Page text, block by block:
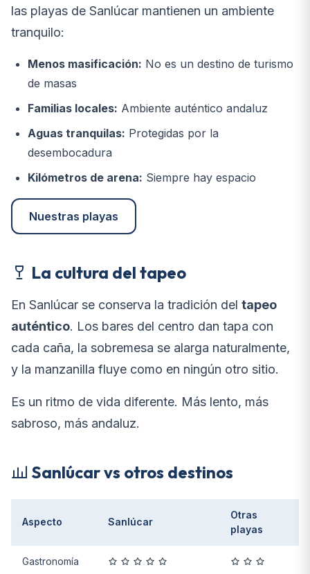
las playas de Sanlúcar mantienen un ambiente
tranquilo:
Menos masificación: No es un destino de turismo
de masas
Familias locales: Ambiente auténtico andaluz
Aguas tranquilas: Protegidas por la
desembocadura
Kilómetros de arena: Siempre hay espacio
Nuestras playas
La cultura del tapeo
En Sanlúcar se conserva la tradición del tapeo
auténtico. Los bares del centro dan tapa con
cada caña, la sobremesa se alarga naturalmente,
y la manzanilla fluye como en ningún otro sitio.
Es un ritmo de vida diferente. Más lento, más
sabroso, más andaluz.
Sanlúcar vs otros destinos
Aspecto Sanlúcar
Otras
playas
Gastronomía